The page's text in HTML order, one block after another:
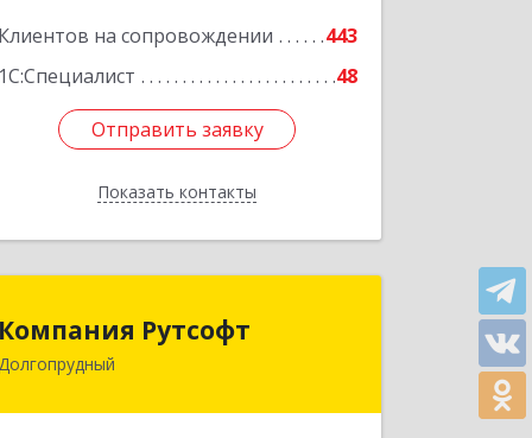
Клиентов на сопровождении
443
1С:Специалист
48
Отправить заявку
Показать контакты
Отправить заявку
Назад
Компания Рутсофт
Долгопрудный
Компания Рутсофт